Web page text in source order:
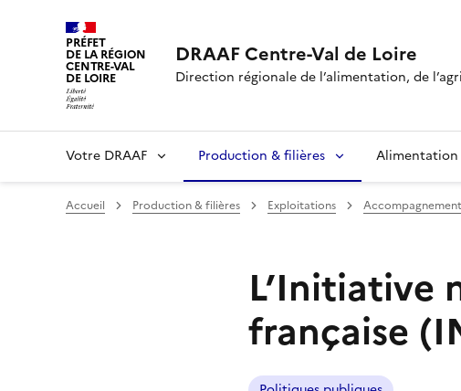
PRÉFET
DE LA RÉGION
CENTRE-VAL
DE LOIRE
DRAAF Centre-Val de Loire
Direction régionale de l’alimentation, de
Votre DRAAF Production & filières Alimentation
Accueil Production & filières Exploitations
L’Initiative
française